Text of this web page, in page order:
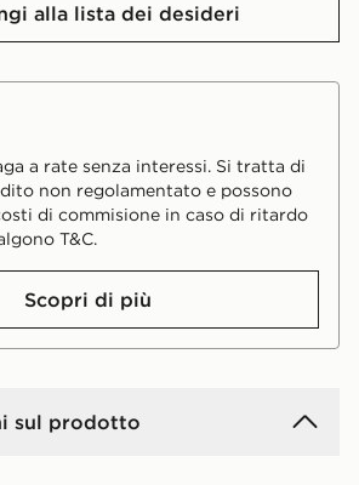
alla lista dei desideri
a rate senza interessi. Si tratta di
non regolamentato e possono
di commisione in caso di ritardo
T&C.
Scopri di più
sul prodotto